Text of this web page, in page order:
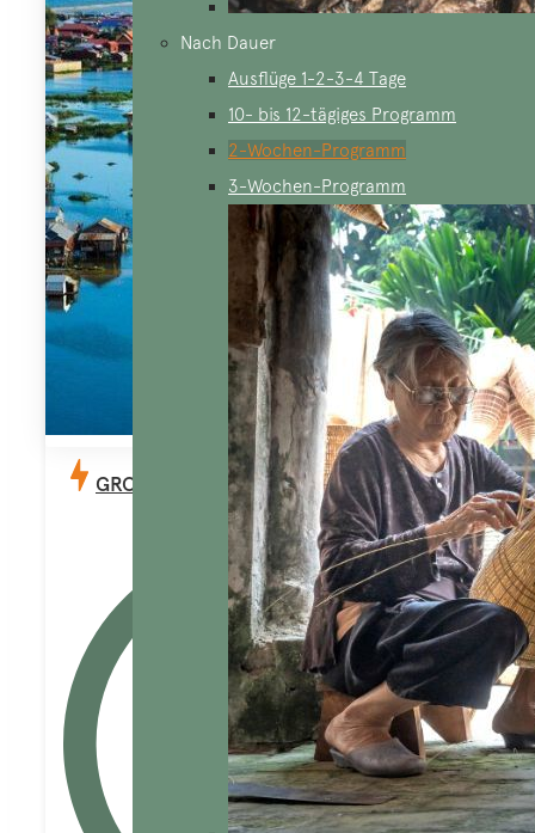
Nach Dauer
Ausflüge 1-2-3-4 Tage
10- bis 12-tägiges Programm
2-Wochen-Programm
3-Wochen-Programm
GROSSE MEKONG-KREUZFAHRT